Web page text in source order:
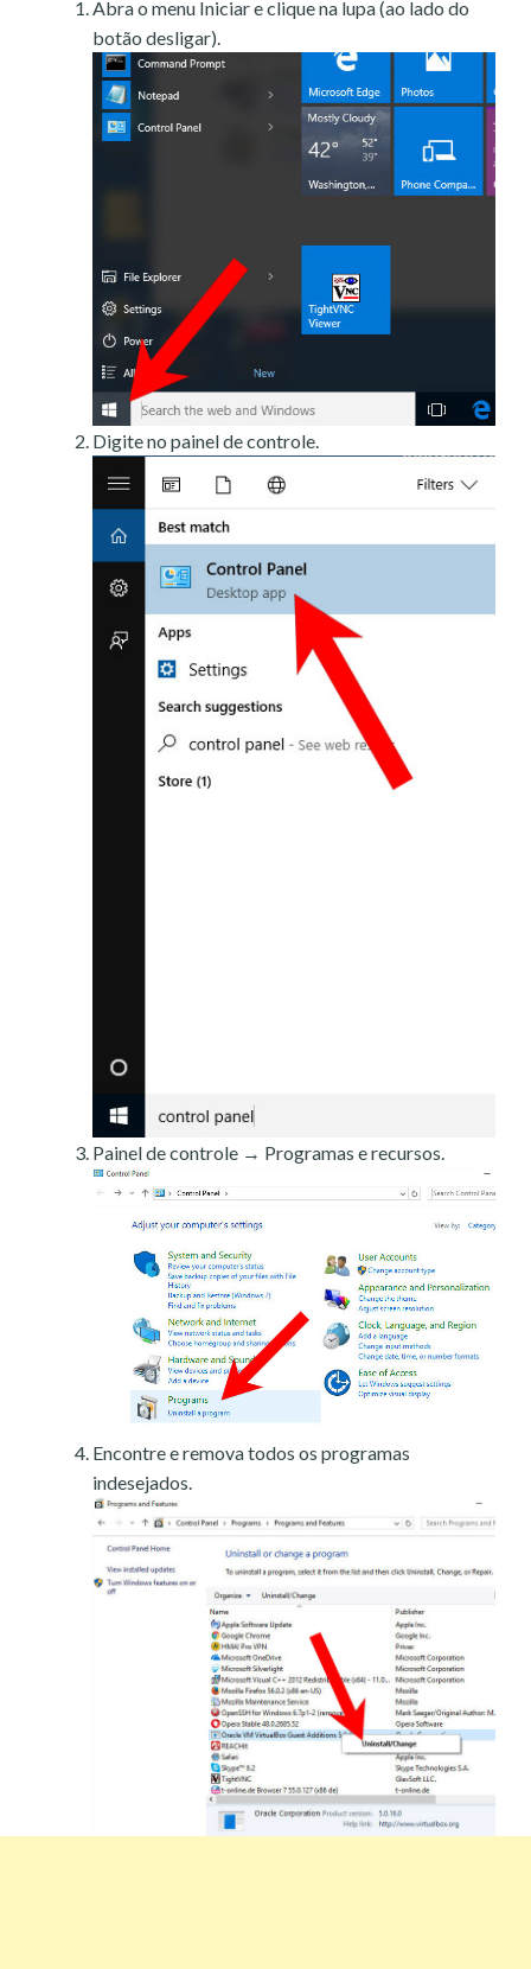
Abra o menu Iniciar e clique na lupa (ao lado do
botão desligar).
Digite no painel de controle.
Painel de controle → Programas e recursos.
Encontre e remova todos os programas
indesejados.